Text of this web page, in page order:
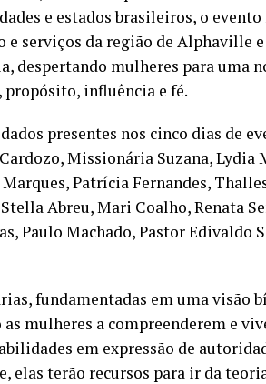
e estados brasileiros, o
e serviços da região de Alphaville
despertando mulheres para uma
propósito, influência e fé.
presentes nos cinco dias de
Missionária Suzana,
Patrícia Fernandes,
Abreu, Mari Coalho, Renata
Paulo Machado, Pastor Edivaldo
fundamentadas em uma visão
as mulheres a compreenderem e
em expressão de
elas terão recursos para ir da